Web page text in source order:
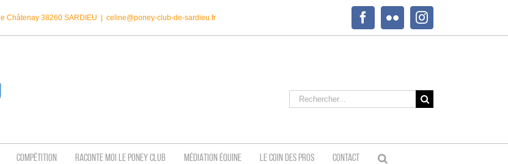
Châtenay 38260 SARDIEU celine@poney-club-de-sardieu.fr FacebookFlickrInstagram
Rechercher:
COMPÉTITION RACONTE MOI LE PONEY CLUB MÉDIATION ÉQUINE LE COIN DES PROS CONTACT